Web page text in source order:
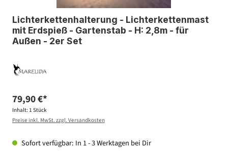
Lichterkettenhalterung - Lichterkettenmast
mit Erdspieß - Gartenstab - H: 2,8m - für
Außen - 2er Set
79,90 €*
Inhalt: 1 Stück
Preise inkl. MwSt. zzgl. Versandkosten
Sofort verfügbar: In 1 - 3 Werktagen bei Dir